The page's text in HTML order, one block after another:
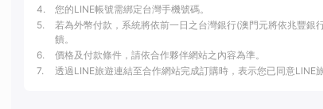
4.
您的LINE帳號需綁定台灣手機號碼。
5.
若為外幣付款，系統將依前一日之台灣銀行(澳門元將依兆豐
饋。
6.
價格及付款條件，請依合作夥伴網站之內容為準。
7. 透過LINE旅遊連結至合作網站完成訂購時，表示您已同意LINE